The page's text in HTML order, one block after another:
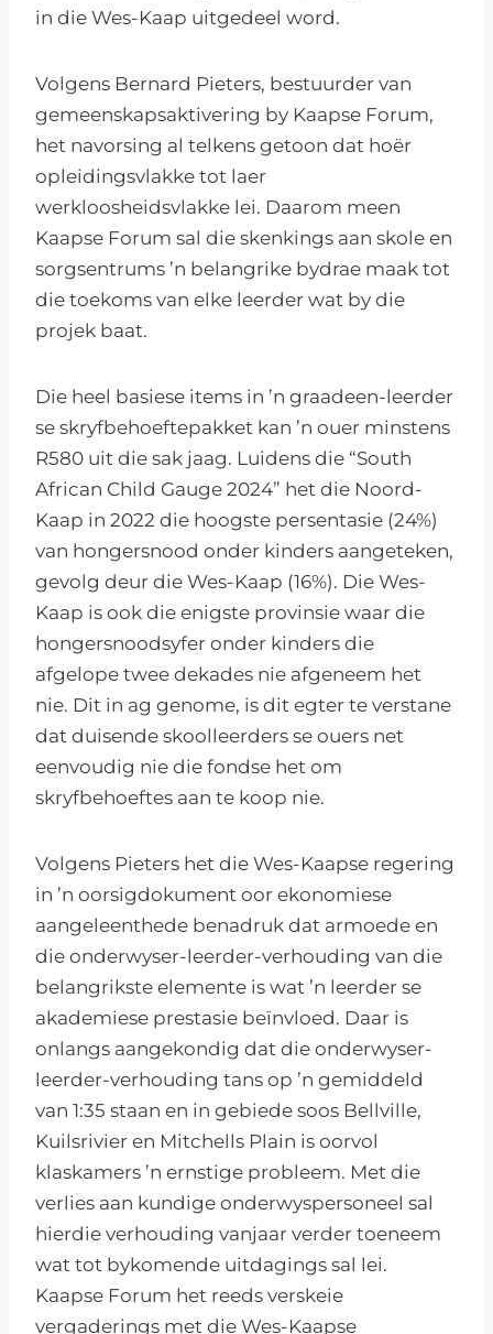
in die Wes-Kaap uitgedeel word.
Volgens Bernard Pieters, bestuurder van
gemeenskapsaktivering by Kaapse Forum,
het navorsing al telkens getoon dat hoër
opleidingsvlakke tot laer
werkloosheidsvlakke lei. Daarom meen
Kaapse Forum sal die skenkings aan skole en
sorgsentrums ’n belangrike bydrae maak tot
die toekoms van elke leerder wat by die
projek baat.
Die heel basiese items in ’n graadeen-leerder
se skryfbehoeftepakket kan ’n ouer minstens
R580 uit die sak jaag. Luidens die “South
African Child Gauge 2024” het die Noord-
Kaap in 2022 die hoogste persentasie (24%)
van hongersnood onder kinders aangeteken,
gevolg deur die Wes-Kaap (16%). Die Wes-
Kaap is ook die enigste provinsie waar die
hongersnoodsyfer onder kinders die
afgelope twee dekades nie afgeneem het
nie. Dit in ag genome, is dit egter te verstane
dat duisende skoolleerders se ouers net
eenvoudig nie die fondse het om
skryfbehoeftes aan te koop nie.
Volgens Pieters het die Wes-Kaapse regering
in ’n oorsigdokument oor ekonomiese
aangeleenthede benadruk dat armoede en
die onderwyser-leerder-verhouding van die
belangrikste elemente is wat ’n leerder se
akademiese prestasie beïnvloed. Daar is
onlangs aangekondig dat die onderwyser-
leerder-verhouding tans op ’n gemiddeld
van 1:35 staan en in gebiede soos Bellville,
Kuilsrivier en Mitchells Plain is oorvol
klaskamers ’n ernstige probleem. Met die
verlies aan kundige onderwyspersoneel sal
hierdie verhouding vanjaar verder toeneem
wat tot bykomende uitdagings sal lei.
Kaapse Forum het reeds verskeie
vergaderings met die Wes-Kaapse